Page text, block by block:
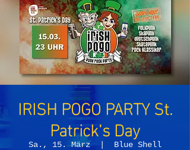
IRISH POGO PARTY St.
Patrick’s Day
Sa., 15. März
  |
Blue Shell